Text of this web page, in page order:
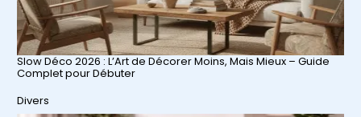
Slow Déco 2026 : L’Art de Décorer Moins, Mais Mieux – Guide
Complet pour Débuter
Par rapport à
Divers